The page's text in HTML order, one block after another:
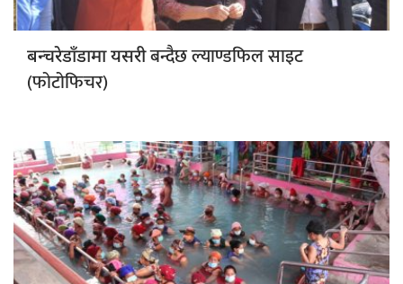
बन्चरेडाँडामा यसरीबन्दैछ ल्याण्डफिल साइट
(फोटोफिचर)